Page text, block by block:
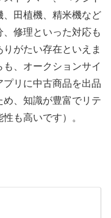
、田植機、精米機など
修理といった対応も
がたい存在といえま
、オークションサイ
プリに中古商品を出品
め、知識が豊富でリテ
も高いです）。